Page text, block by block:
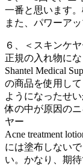
一番と思います
また、パワーアッ
６、＜スキンケヤ
正規の入れ物に
Shantel Medical
の商品を使用し
ようになったせ
体の中が原因の
ヤー
Acne treatment
には塗布しない
い。かなり、期